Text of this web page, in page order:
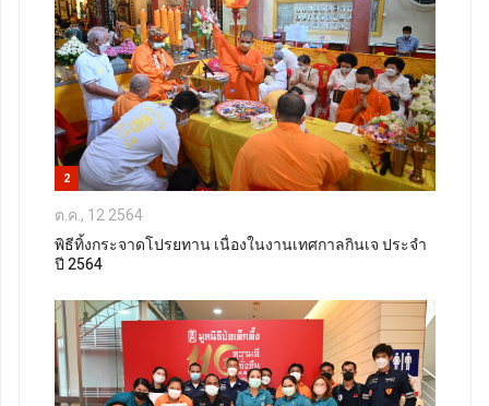
2
ต.ค., 12 2564
พิธีทิ้งกระจาดโปรยทาน เนื่องในงานเทศกาลกินเจ ประจำ
ปี 2564